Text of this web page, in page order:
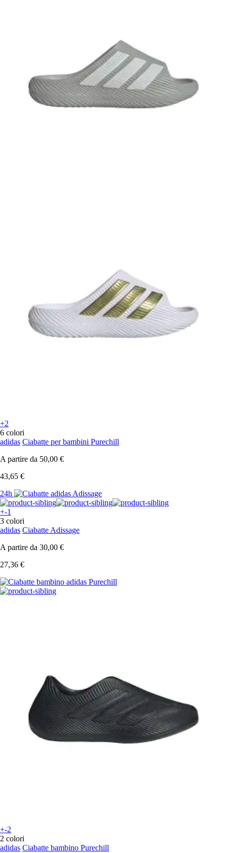
+2
6 colori
adidas Ciabatte per bambini Purechill
A partire da 50,00 €
43,65 €
24h
+-1
3 colori
adidas Ciabatte Adissage
A partire da 30,00 €
27,36 €
+-2
2 colori
adidas Ciabatte bambino Purechill